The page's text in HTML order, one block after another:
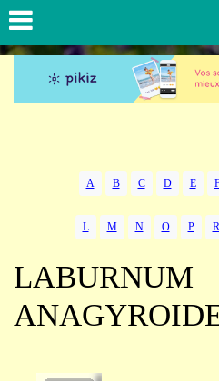
A B C D E
L M N O P R
LABURNUM